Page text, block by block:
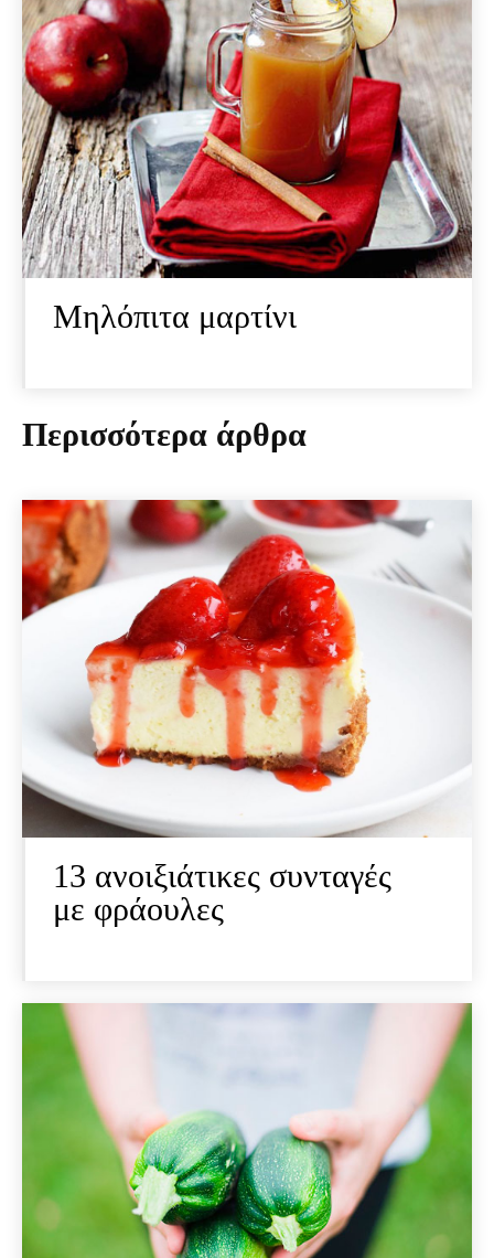
Μηλόπιτα μαρτίνι
Περισσότερα άρθρα
13 ανοιξιάτικες συνταγές
με φράουλες